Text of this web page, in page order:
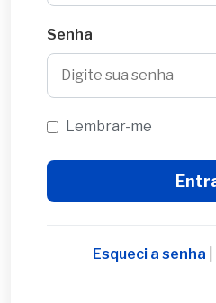
Senha
Lembrar-me
Esqueci a senha